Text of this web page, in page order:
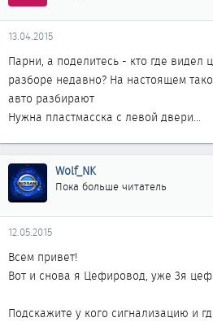
13.04.2015
Парни, а поделитесь - кто где видел
разборе недавно? На настоящем
авто разбирают
Нужна пластмасска с левой двери...
Wolf_NK
Пока больше читатель
12.05.2015
Всем привет!
Вот и снова я Цефировод, уже 3я
Подскажите у кого сигнализацию и